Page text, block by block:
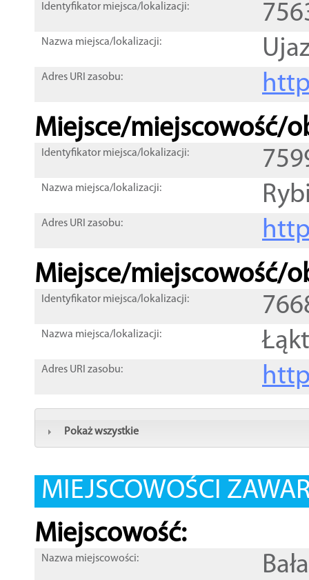
Identyfikator miejsca/lokalizacji:
Nazwa miejsca/lokalizacji:
Adres URI zasobu:
Miejsce/miejscowość/
Identyfikator miejsca/lokalizacji:
Nazwa miejsca/lokalizacji:
Adres URI zasobu:
Miejsce/miejscowość/
Identyfikator miejsca/lokalizacji:
Nazwa miejsca/lokalizacji:
Adres URI zasobu:
Pokaż wszystkie
MIEJSCOWOŚCI
Miejscowość:
Nazwa miejscowości: